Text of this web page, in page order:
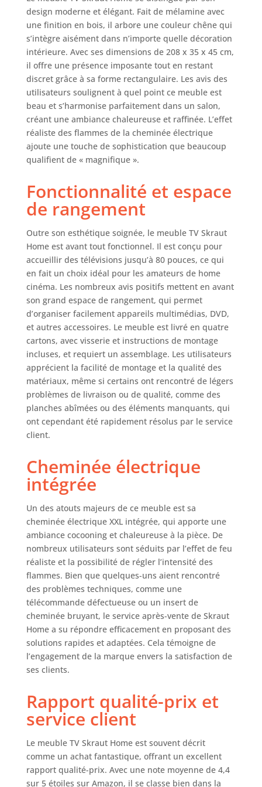
d'intensité. Meuble
TV avec porte,
grande capacité de
rangement.
Dimensions du
module: 51 cm. de
largeur, 45 cm. de
hauteur, 35 cm. de
profondeur.
Couleur chêne et
noir avec un
veinage du bois
cheminée à Led.
Dimensions du
module : 107 cm
de large, 45 cm de
haut, 35 cm de
profondeur,
couleur chêne avec
un veinage du bois
poreux au touché
de haute qualité.
Montage facile : les
meubles Skraut
Home sont faciles
à monter grâce à
des instructions
claires et
détaillées. Aucun
outil spécial n'est
nécessaire et vous
pouvez profiter de
temps record.
Garantie : Les
garantis 2 ans et
bénéficient d'un
excellent service
après-vente, avec
un stock
permanent de
pièces de
rechange. La
cheminée
électrique
fonctionne en
étant branchée à
l'électricité, elle
télécommande
nécessite des
piles, qui ne sont
design moderne et élégant. Fait de mélamine avec
une finition en bois, il arbore une couleur chêne qui
s’intègre aisément dans n’importe quelle décoration
intérieure. Avec ses dimensions de 208 x 35 x 45 cm,
il offre une présence imposante tout en restant
discret grâce à sa forme rectangulaire. Les avis des
utilisateurs soulignent à quel point ce meuble est
beau et s’harmonise parfaitement dans un salon,
créant une ambiance chaleureuse et raffinée. L’effet
réaliste des flammes de la cheminée électrique
ajoute une touche de sophistication que beaucoup
qualifient de « magnifique ».
Fonctionnalité et espace
de rangement
Outre son esthétique soignée, le meuble TV Skraut
Home est avant tout fonctionnel. Il est conçu pour
accueillir des télévisions jusqu’à 80 pouces, ce qui
en fait un choix idéal pour les amateurs de home
cinéma. Les nombreux avis positifs mettent en avant
son grand espace de rangement, qui permet
d’organiser facilement appareils multimédias, DVD,
et autres accessoires. Le meuble est livré en quatre
cartons, avec visserie et instructions de montage
incluses, et requiert un assemblage. Les utilisateurs
apprécient la facilité de montage et la qualité des
matériaux, même si certains ont rencontré de légers
problèmes de livraison ou de qualité, comme des
planches abîmées ou des éléments manquants, qui
ont cependant été rapidement résolus par le service
client.
Cheminée électrique
intégrée
Un des atouts majeurs de ce meuble est sa
cheminée électrique XXL intégrée, qui apporte une
ambiance cocooning et chaleureuse à la pièce. De
nombreux utilisateurs sont séduits par l’effet de feu
réaliste et la possibilité de régler l’intensité des
flammes. Bien que quelques-uns aient rencontré
des problèmes techniques, comme une
télécommande défectueuse ou un insert de
cheminée bruyant, le service après-vente de Skraut
Home a su répondre efficacement en proposant des
solutions rapides et adaptées. Cela témoigne de
l’engagement de la marque envers la satisfaction de
ses clients.
Rapport qualité-prix et
service client
Le meuble TV Skraut Home est souvent décrit
comme un achat fantastique, offrant un excellent
rapport qualité-prix. Avec une note moyenne de 4,4
sur 5 étoiles sur Amazon, il se classe bien dans la